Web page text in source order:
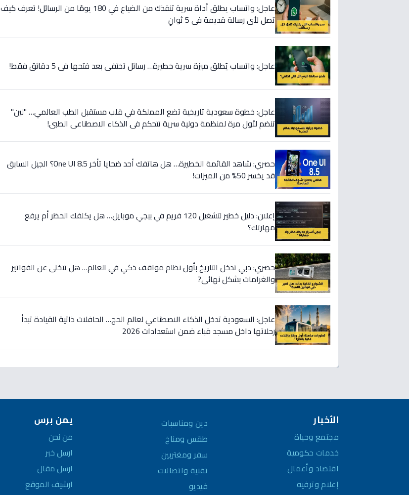
عاجل: واتساب يطلق أداة سرية تنقذك من الضياع في 180 يومًا من الرسائل! تعرف كيف
تصل لأي رسالة قديمة في 5 ثوانٍ
عاجل: واتساب يُطلق ميزة سرية خطيرة… رسائل تختفي بعد فتحها في 5 دقائق فقط!
عاجل: خطوة سعودية تاريخية تضع المملكة في قلب مستقبل الطب العالمي… "لين"
تنضم لأول مرة لمنظمة دولية سرية تتحكم في الذكاء الاصطناعي الطبي!
حصري: شاهد القائمة الخطيرة… هل هاتفك أحد ضحايا تأخر One UI 8.5؟ الجيل السابق
قد يخسر 50% من الميزات!
إعلان: دليل خطير لتشغيل 120 فريم في ببجي موبايل… هل يكلفك الحظر أم يرفع
مهارتك؟
حصري: دبي تدخل التاريخ بأول نظام مواقف ذكي في العالم… هل تتخلى عن الفواتير
والغرامات بشكل نهائي?
عاجل: السعودية تدخل الذكاء الاصطناعي لعالم الحج… الحافلات ذاتية القيادة تبدأ
رحلاتها داخل مسجد قباء ضمن استعدادات 2026
الأخبار
مجتمع وحياة
خدمات حكومية
اقتصاد وأعمال
إعلام وترفيه
دين ومناسبات
طقس ومناخ
سفر ومغتربين
تقنية واتصالات
فيديو
يمن برس
من نحن
ارسل خبر
ارسل مقال
ارشيف الموقع